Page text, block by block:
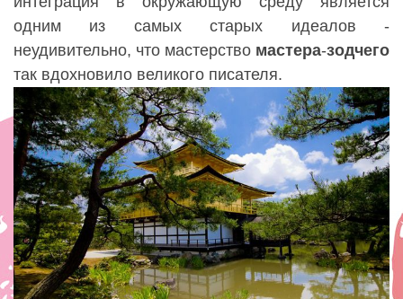
одним из самых старых идеалов -
неудивительно, что мастерство мастера-зодчего
так вдохновило великого писателя.